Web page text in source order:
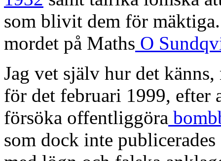
som blivit dem för mäktiga.
mordet på Maths O
Jag vet själv hur det
för det februari 1999, efter
försöka offentliggöra
som dock inte